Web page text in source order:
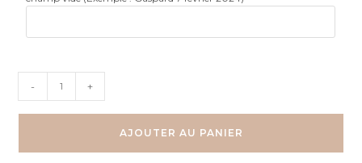
Panda
- +
AJOUTER AU PANIER